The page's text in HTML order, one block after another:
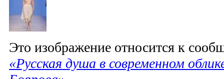
Это изображение относится к
«Русская душа в современном